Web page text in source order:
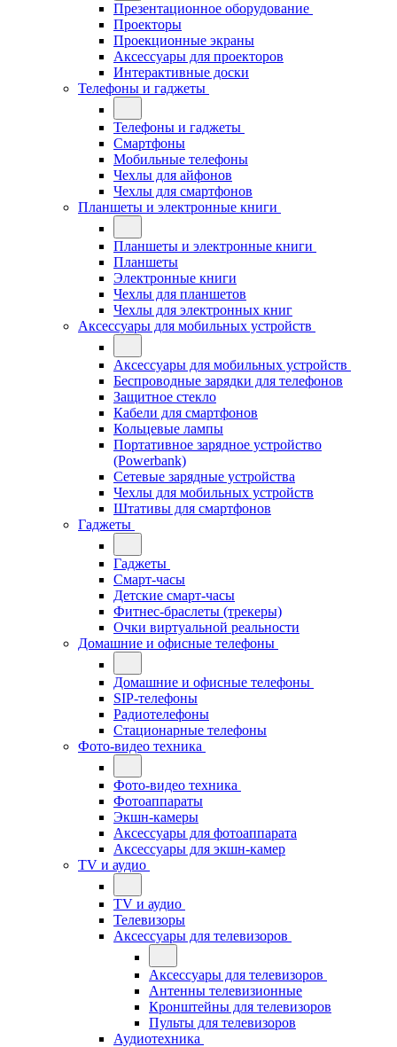
Презентационное оборудование
Проекторы
Проекционные экраны
Аксессуары для проекторов
Интерактивные доски
Телефоны и гаджеты
Телефоны и гаджеты
Смартфоны
Мобильные телефоны
Чехлы для айфонов
Чехлы для смартфонов
Планшеты и электронные книги
Планшеты и электронные книги
Планшеты
Электронные книги
Чехлы для планшетов
Чехлы для электронных книг
Аксессуары для мобильных устройств
Аксессуары для мобильных устройств
Беспроводные зарядки для телефонов
Защитное стекло
Кабели для смартфонов
Кольцевые лампы
Портативное зарядное устройство
(Powerbank)
Сетевые зарядные устройства
Чехлы для мобильных устройств
Штативы для смартфонов
Гаджеты
Гаджеты
Смарт-часы
Детские смарт-часы
Фитнес-браслеты (трекеры)
Очки виртуальной реальности
Домашние и офисные телефоны
Домашние и офисные телефоны
SIP-телефоны
Радиотелефоны
Стационарные телефоны
Фото-видео техника
Фото-видео техника
Фотоаппараты
Экшн-камеры
Аксессуары для фотоаппарата
Аксессуары для экшн-камер
TV и аудио
TV и аудио
Телевизоры
Аксессуары для телевизоров
Аксессуары для телевизоров
Антенны телевизионные
Кронштейны для телевизоров
Пульты для телевизоров
Аудиотехника